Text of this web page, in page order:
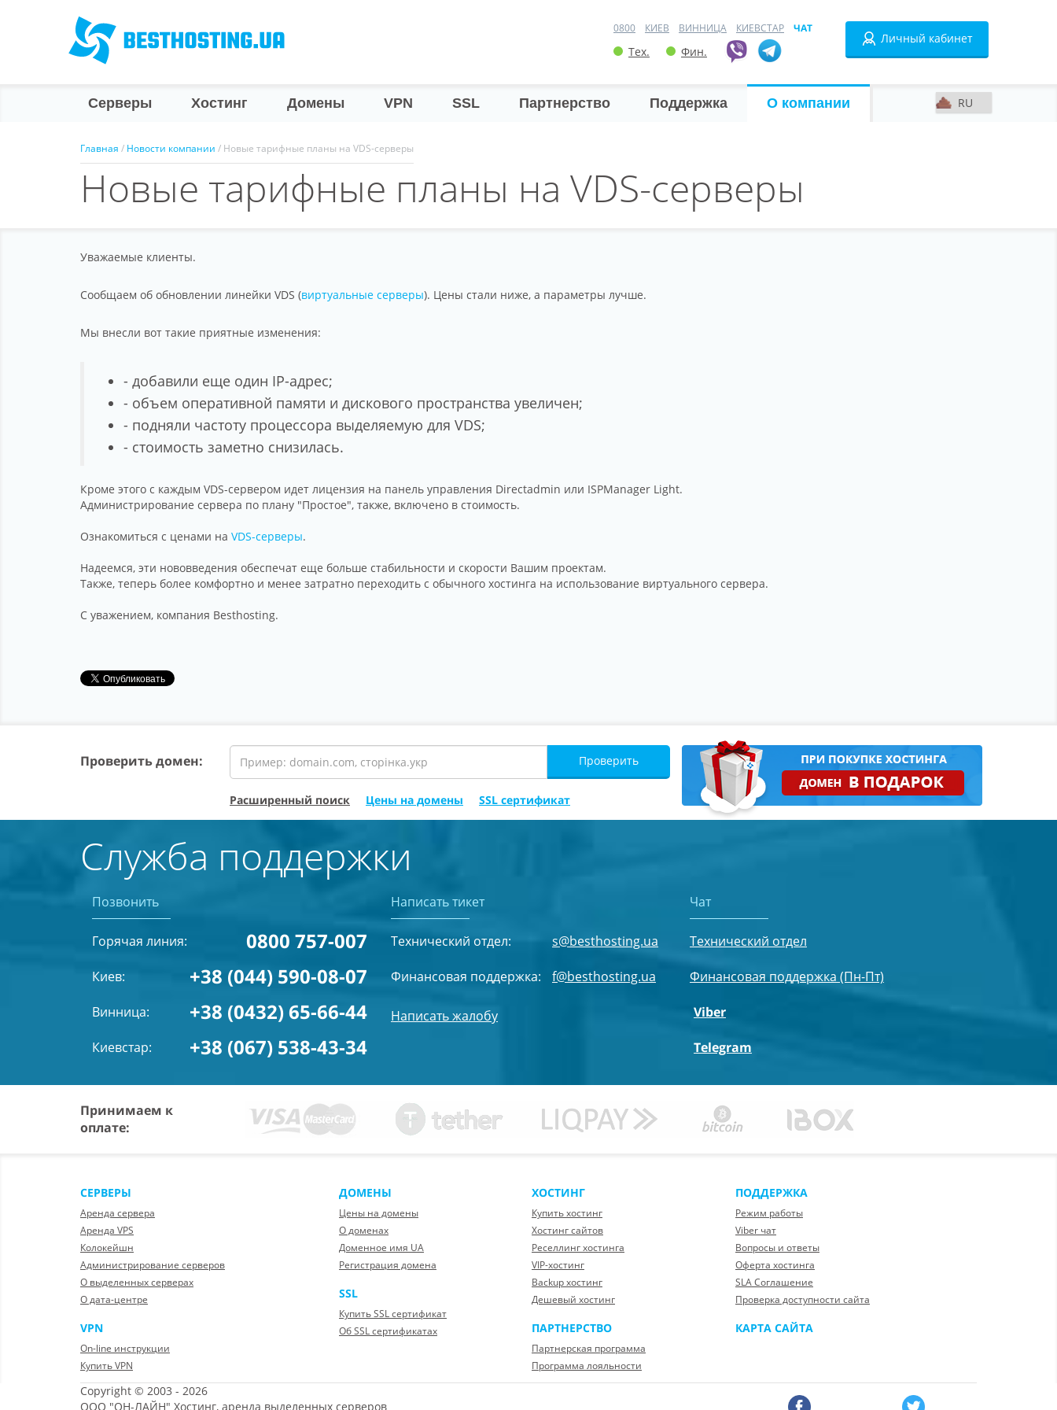
Личный кабинет
0800 КИЕВ ВИННИЦА КИЕВСТАР ЧАТ
Тех. Фин.
Серверы Хостинг Домены VPN SSL Партнерство Поддержка О компании
Главная / Новости компании / Новые тарифные планы на VDS-серверы
Новые тарифные планы на VDS-серверы
Уважаемые клиенты.
Сообщаем об обновлении линейки VDS (виртуальные серверы). Цены стали ниже, а параметры лучше.
Мы внесли вот такие приятные изменения:
- добавили еще один IP-адрес;
- объем оперативной памяти и дискового пространства увеличен;
- подняли частоту процессора выделяемую для VDS;
- стоимость заметно снизилась.
Кроме этого с каждым VDS-сервером идет лицензия на панель управления Directadmin или ISPManager Light.
Администрирование сервера по плану "Простое", также, включено в стоимость.
Ознакомиться с ценами на VDS-серверы.
Надеемся, эти нововведения обеспечат еще больше стабильности и скорости Вашим проектам.
Также, теперь более комфортно и менее затратно переходить с обычного хостинга на использование виртуального сервера.
С уважением, компания Besthosting.
Проверить домен: Проверить
Расширенный поиск Цены на домены SSL сертификат
Служба поддержки
Позвонить
Горячая линия: 0800 757-007
Киев: +38 (044) 590-08-07
Винница: +38 (0432) 65-66-44
Киевстар: +38 (067) 538-43-34
Написать тикет
Технический отдел: s@besthosting.ua
Финансовая поддержка: f@besthosting.ua
Написать жалобу
Чат
Технический отдел
Финансовая поддержка (Пн-Пт)
Viber
Telegram
Принимаем к
оплате:
СЕРВЕРЫ
Аренда сервера
Аренда VPS
Колокейшн
Администрирование серверов
О выделенных серверах
О дата-центре
VPN
On-line инструкции
Купить VPN
ДОМЕНЫ
Цены на домены
О доменах
Доменное имя UA
Регистрация домена
SSL
Купить SSL сертификат
Об SSL сертификатах
ХОСТИНГ
Купить хостинг
Хостинг сайтов
Реселлинг хостинга
VIP-хостинг
Backup хостинг
Дешевый хостинг
ПАРТНЕРСТВО
Партнерская программа
Программа лояльности
ПОДДЕРЖКА
Режим работы
Viber чат
Вопросы и ответы
Оферта хостинга
SLA Соглашение
Проверка доступности сайта
КАРТА САЙТА
Copyright © 2003 - 2026
ООО "ОН-ЛАЙН" Хостинг, аренда выделенных серверов